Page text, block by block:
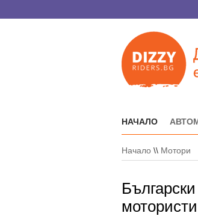
НАЧАЛО
Начало \\ Мотори